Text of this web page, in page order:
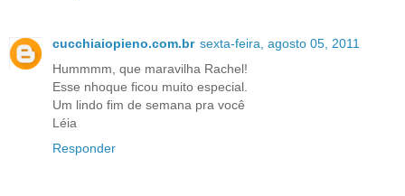
cucchiaiopieno.com.br sexta-feira, agosto 05, 2011
Hummmm, que maravilha Rachel!
Esse nhoque ficou muito especial.
Um lindo fim de semana pra você
Léia
Responder